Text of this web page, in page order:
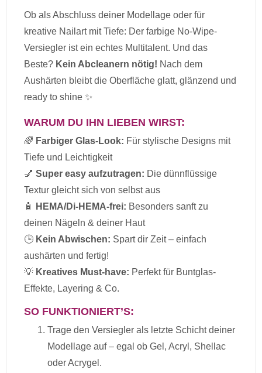
Ob als Abschluss deiner Modellage oder für
kreative Nailart mit Tiefe: Der farbige No-Wipe-
Versiegler ist ein echtes Multitalent. Und das
Beste? Kein Abcleanern nötig! Nach dem
Aushärten bleibt die Oberfläche glatt, glänzend und
ready to shine ✨
WARUM DU IHN LIEBEN WIRST:
🌈 Farbiger Glas-Look: Für stylische Designs mit
Tiefe und Leichtigkeit
💅 Super easy aufzutragen: Die dünnflüssige
Textur gleicht sich von selbst aus
🧴
HEMA/Di-HEMA-frei: Besonders sanft zu
deinen Nägeln & deiner Haut
🕒 Kein Abwischen: Spart dir Zeit – einfach
aushärten und fertig!
💡 Kreatives Must-have: Perfekt für Buntglas-
Effekte, Layering & Co.
SO FUNKTIONIERT’S:
Trage den Versiegler als letzte Schicht deiner
Modellage auf – egal ob Gel, Acryl, Shellac
oder Acrygel.